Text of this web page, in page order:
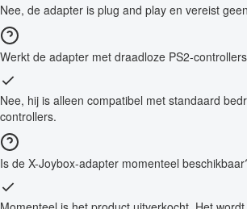
Nee, de adapter is plug and play en vereist
Werkt de adapter met draadloze PS2-
Nee, hij is alleen compatibel met standaard
controllers.
Is de X-Joybox-adapter momenteel